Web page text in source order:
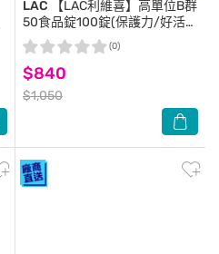
LAC 【LAC利維喜】高單位B群
50食品錠100錠(保護力/好活
力/必康)
$840
$1,050
(0)